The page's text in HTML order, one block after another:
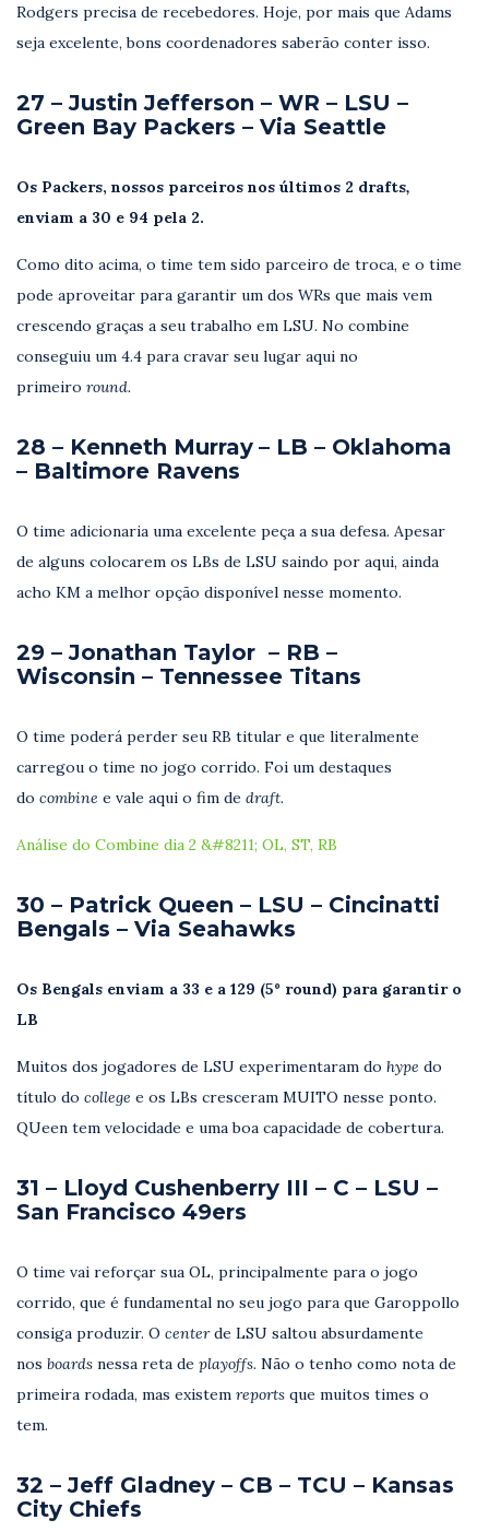
Rodgers precisa de recebedores. Hoje, por mais que Adams
seja excelente, bons coordenadores saberão conter isso.
27 – Justin Jefferson – WR – LSU –
Green Bay Packers – Via Seattle
Os Packers, nossos parceiros nos últimos 2 drafts,
enviam a 30 e 94 pela 2.
Como dito acima, o time tem sido parceiro de troca, e o time
pode aproveitar para garantir um dos WRs que mais vem
crescendo graças a seu trabalho em LSU. No combine
conseguiu um 4.4 para cravar seu lugar aqui no
primeiro round.
28 – Kenneth Murray – LB – Oklahoma
– Baltimore Ravens
O time adicionaria uma excelente peça a sua defesa. Apesar
de alguns colocarem os LBs de LSU saindo por aqui, ainda
acho KM a melhor opção disponível nesse momento.
29 –Jonathan Taylor – RB –
Wisconsin – Tennessee Titans
O time poderá perder seu RB titular e que literalmente
carregou o time no jogo corrido. Foi um destaques
do combine e vale aqui o fim de draft.
Análise do Combine dia 2 &#8211; OL, ST, RB
30 – Patrick Queen – LSU – Cincinatti
Bengals – Via Seahawks
Os Bengals enviam a 33 e a 129 (5º round) para garantir o
LB
Muitos dos jogadores de LSU experimentaram do hype do
título do college e os LBs cresceram MUITO nesse ponto.
QUeen tem velocidade e uma boa capacidade de cobertura.
31 – Lloyd Cushenberry III – C – LSU –
San Francisco 49ers
O time vai reforçar sua OL, principalmente para o jogo
corrido, que é fundamental no seu jogo para que Garoppollo
consiga produzir. O centerde LSU saltou absurdamente
nos boards nessa reta de playoffs. Não o tenho como nota de
primeira rodada, mas existem reports que muitos times o
tem.
32 – Jeff Gladney – CB – TCU – Kansas
City Chiefs